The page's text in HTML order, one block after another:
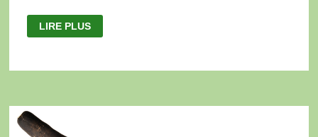
PANIER
DU
9
LIRE PLUS